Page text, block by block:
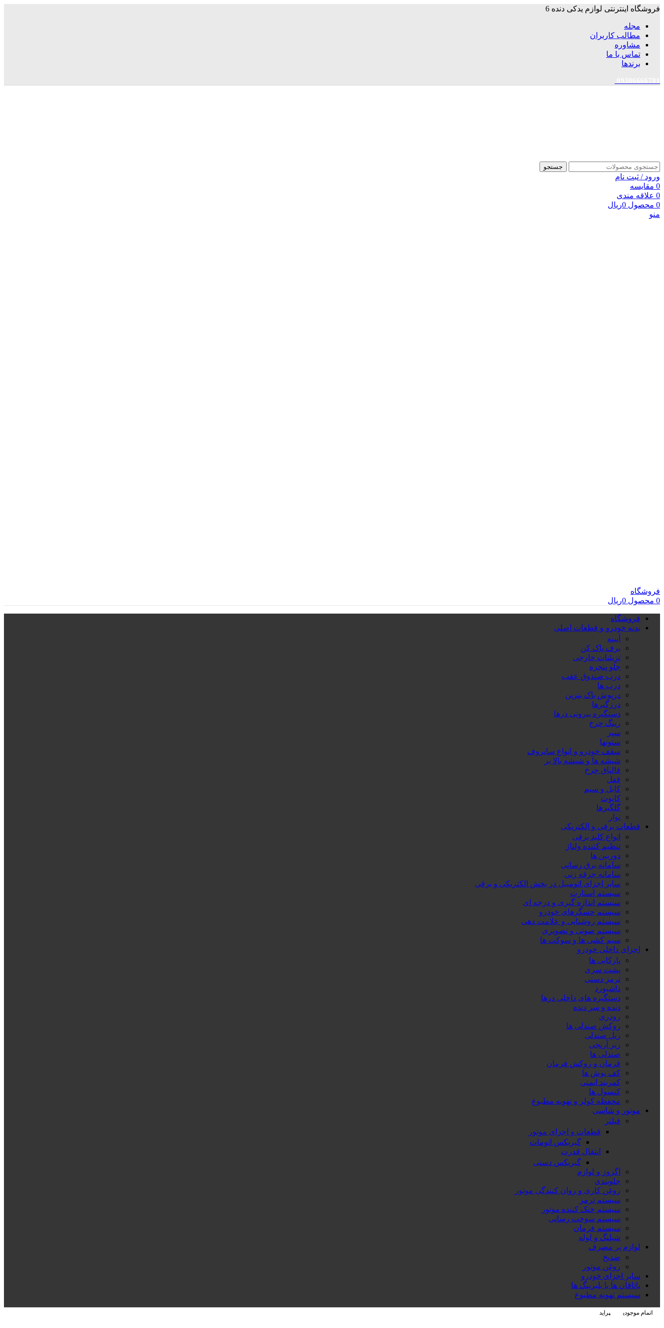
فروشگاه اینترنتی لوازم یدکی دنده 6
مجله
مطالب کاربران
مشاوره
تماس با ما
برندها
جستجو
ورود / ثبت نام
0 مقایسه
0 علاقه مندی
0 محصول 0ریال
منو
فروشگاه
0 محصول 0ریال
فروشگاه
بدنه خودرو و قطعات اصلی
آیینه
برف پاک کن
تزِیئنات خارجی
جلو پنجره
درب صندوق عقب
درب ها
درپوش باک بنزین
درزگیرها
دستگیره بیرونی درها
رینگ چرخ
سپر
ستونها
سقف خودرو و انواع سانروف
شیشه ها و شیشه بالا بر
قالپاق چرخ
قفل
کابل و سیم
کاپوت
گلگیرها
نوار
قطعات برقی و الکتریکی
انواع کلید برقی
تنظیم کننده ولتاژ
دوربین ها
سامانه برق رسانی
سامانه جرقه زنی
سایر اجزای اتومبیل در بخش الکتریکی و برقی
سیستم استارت
سیستم اندازه گیری و درجه ای
سیستم حسگرهای خودرو
سیستم روشنایی و علامت دهی
سیستم صوتی و تصویری
سیم کشی ها و سوکت ها
اجزای داخلی خودرو
پارکابی ها
پشت سری
ترمز دستی
داشبورد
دستگیره های داخلی درها
دنده و سر دنده
رودری
روکش صندلی ها
ریل صندلی
زیر آرنجی
صندلی ها
فرمان و روکش فرمان
کف پوش ها
کمربند ایمنی
کنسول ها
محفظه کولر و تهویه مطبوع
موتور و شاسی
فیلتر
قطعات و اجزای موتور
گیربکس اتومات
انتقال قدرت
گیربکس دستی
اگزوز و لوازم
جلوبندی
روغن کاری و روان کنندگی موتور
سیستم ترمز
سیستم خنک کننده موتور
سیستم سوخت رسانی
سیستم فرمان
شیلنگ و لوله
لوازم پر مصرف
ضدیخ
روغن موتور
سایر اجزای خودرو
یاتاقان ها یا بلبرینگ ها
سیستم تهویه مطبوع
اتمام موجودی پراید